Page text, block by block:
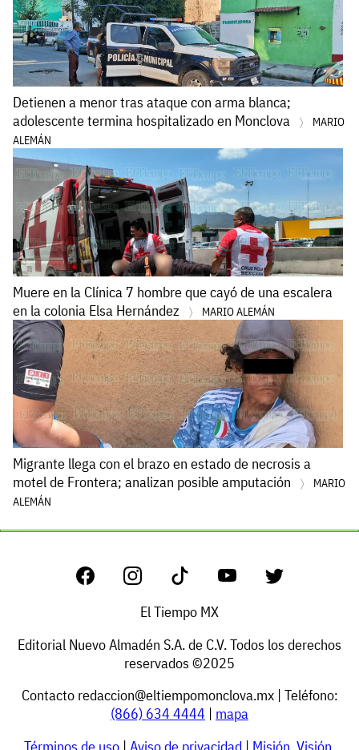
Detienen a menor tras ataque con arma blanca;
adolescente termina hospitalizado en Monclova
MARIO
ALEMÁN
Muere en la Clínica 7 hombre que cayó de una escalera
en la colonia Elsa Hernández
MARIO ALEMÁN
Migrante llega con el brazo en estado de necrosis a
motel de Frontera; analizan posible amputación
MARIO
ALEMÁN
El Tiempo MX
Editorial Nuevo Almadén S.A. de C.V. Todos los derechos
reservados ©2025
Contacto redaccion@eltiempomonclova.mx| Teléfono:
(866) 634 4444 | mapa
Términos de uso | Aviso de privacidad | Misión, Visión,